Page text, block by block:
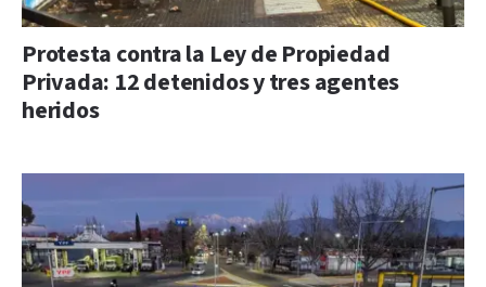
Protesta contra la Ley de Propiedad
Privada: 12 detenidos y tres agentes
heridos